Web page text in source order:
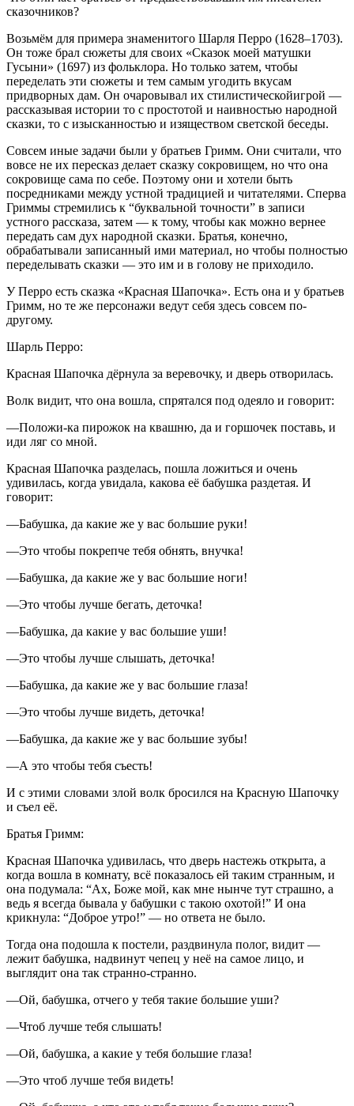
сказочников?
Возьмём для примера знаменитого Шарля Перро (1628–1703).
Он тоже брал сюжеты для своих «Сказок моей матушки
Гусыни» (1697) из фольклора. Но только затем, чтобы
переделать эти сюжеты и тем самым угодить вкусам
придворных дам. Он очаровывал их стилистическойигрой —
рассказывая истории то с простотой и наивностью народной
сказки, то с изысканностью и изяществом светской беседы.
Совсем иные задачи были у братьев Гримм. Они считали, что
вовсе не их пересказ делает сказку сокровищем, но что она
сокровище сама по себе. Поэтому они и хотели быть
посредниками между устной традицией и читателями. Сперва
Гриммы стремились к “буквальной точности” в записи
устного рассказа, затем — к тому, чтобы как можно вернее
передать сам дух народной сказки. Братья, конечно,
обрабатывали записанный ими материал, но чтобы полностью
переделывать сказки — это им и в голову не приходило.
У Перро есть сказка «Красная Шапочка». Есть она и у братьев
Гримм, но те же персонажи ведут себя здесь совсем по-
другому.
Шарль Перро:
Красная Шапочка дёрнула за веревочку, и дверь отворилась.
Волк видит, что она вошла, спрятался под одеяло и говорит:
—Положи-ка пирожок на квашню, да и горшочек поставь, и
иди ляг со мной.
Красная Шапочка разделась, пошла ложиться и очень
удивилась, когда увидала, какова её бабушка раздетая. И
говорит:
—Бабушка, да какие же у вас большие руки!
—Это чтобы покрепче тебя обнять, внучка!
—Бабушка, да какие же у вас большие ноги!
—Это чтобы лучше бегать, деточка!
—Бабушка, да какие у вас большие уши!
—Это чтобы лучше слышать, деточка!
—Бабушка, да какие же у вас большие глаза!
—Это чтобы лучше видеть, деточка!
—Бабушка, да какие же у вас большие зубы!
—А это чтобы тебя съесть!
И с этими словами злой волк бросился на Красную Шапочку
и съел её.
Братья Гримм:
Красная Шапочка удивилась, что дверь настежь открыта, а
когда вошла в комнату, всё показалось ей таким странным, и
она подумала: “Ах, Боже мой, как мне нынче тут страшно, а
ведь я всегда бывала у бабушки с такою охотой!” И она
крикнула: “Доброе утро!” — но ответа не было.
Тогда она подошла к постели, раздвинула полог, видит —
лежит бабушка, надвинут чепец у неё на самое лицо, и
выглядит она так странно-странно.
—Ой, бабушка, отчего у тебя такие большие уши?
—Чтоб лучше тебя слышать!
—Ой, бабушка, а какие у тебя большие глаза!
—Это чтоб лучше тебя видеть!